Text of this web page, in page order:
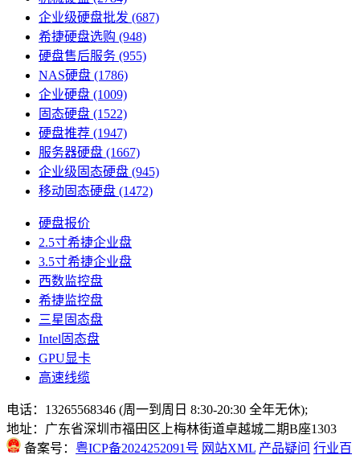
企业级硬盘批发 (687)
希捷硬盘选购 (948)
硬盘售后服务 (955)
NAS硬盘 (1786)
企业硬盘 (1009)
固态硬盘 (1522)
硬盘推荐 (1947)
服务器硬盘 (1667)
企业级固态硬盘 (945)
移动固态硬盘 (1472)
硬盘报价
2.5寸希捷企业盘
3.5寸希捷企业盘
西数监控盘
希捷监控盘
三星固态盘
Intel固态盘
GPU显卡
高速线缆
电话：13265568346 (周一到周日 8:30-20:30 全年无休);
地址：广东省深圳市福田区上梅林街道卓越城二期B座1303
备案号： 粤ICP备2024252091号 网站XML 产品疑问 行业百